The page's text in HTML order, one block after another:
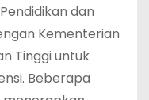
dan
Kementerian
Tinggi untuk
Beberapa